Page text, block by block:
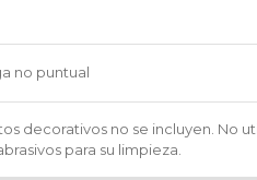
no puntual
decorativos no se incluyen. No
para su limpieza.